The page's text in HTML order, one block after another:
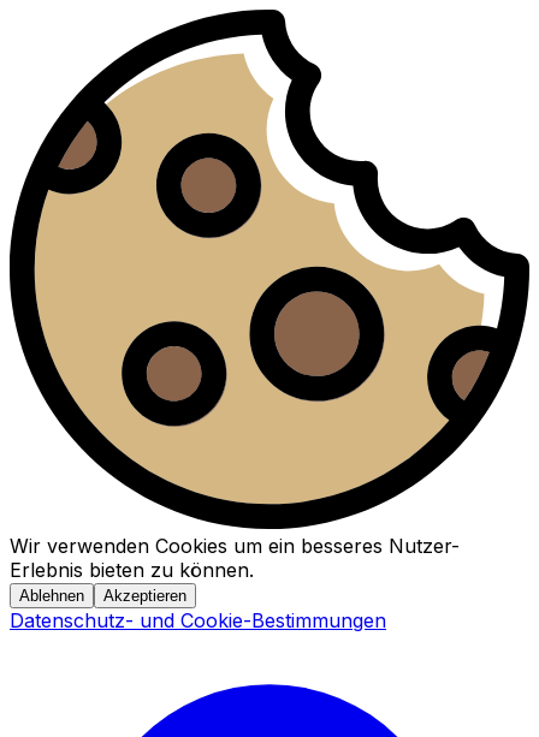
Wir verwenden Cookies um ein besseres Nutzer-
Erlebnis bieten zu können.
Ablehnen Akzeptieren
Datenschutz- und Cookie-Bestimmungen